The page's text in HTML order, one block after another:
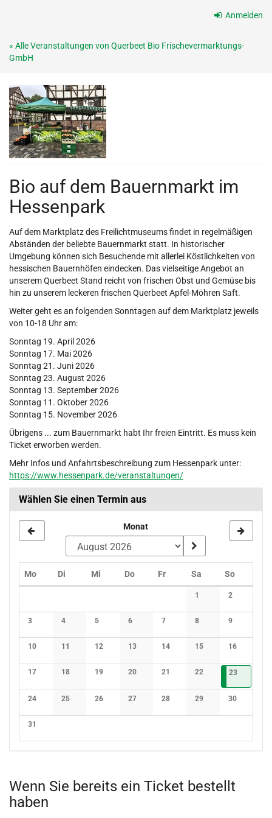
springen
Anmelden
« Alle Veranstaltungen von Querbeet Bio Frischevermarktungs-
GmbH
Bio auf dem Bauernmarkt im
Hessenpark
Auf dem Marktplatz des Freilichtmuseums findet in regelmäßigen
Abständen der beliebte Bauernmarkt statt. In historischer
Umgebung können sich Besuchende mit allerlei Köstlichkeiten von
hessischen Bauernhöfen eindecken. Das vielseitige Angebot an
unserem Querbeet Stand reicht von frischen Obst und Gemüse bis
hin zu unserem leckeren frischen Querbeet Apfel-Möhren Saft.
Weiter geht es an folgenden Sonntagen auf dem Marktplatz jeweils
von 10-18 Uhr am:
Sonntag 19. April 2026
Sonntag 17. Mai 2026
Sonntag 21. Juni 2026
Sonntag 23. August 2026
Sonntag 13. September 2026
Sonntag 11. Oktober 2026
Sonntag 15. November 2026
Übrigens ... zum Bauernmarkt habt Ihr freien Eintritt. Es muss kein
Ticket erworben werden.
Mehr Infos und Anfahrtsbeschreibung zum Hessenpark unter:
https://www.hessenpark.de/veranstaltungen/
Wählen Sie einen Termin aus
Monat
MoMontag
Di Dienstag
Mi Mittwoch
DoDonnerstag
FrFreitagSa Samstag
SoSonntag
1
Keine Veranstaltungen
2
Keine
3
Keine Veranstaltungen
4
Keine Veranstaltungen
5
Keine Veranstaltungen
6
Keine Veranstaltungen
7
Keine Veranstaltungen
8
Keine Veranstaltungen
9
Keine
10
Keine Veranstaltungen
11
Keine Veranstaltungen
12
Keine Veranstaltungen
13
Keine Veranstaltungen
14
Keine Veranstaltungen
15
Keine Veranstaltungen
16
Keine
17
Keine Veranstaltungen
18
Keine Veranstaltungen
19
Keine Veranstaltungen
20
Keine Veranstaltungen
21
Keine Veranstaltungen
22
Keine Veranstaltungen
231
24
Keine Veranstaltungen
25
Keine Veranstaltungen
26
Keine Veranstaltungen
27
Keine Veranstaltungen
28
Keine Veranstaltungen
29
Keine Veranstaltungen
30
Keine
31
Keine Veranstaltungen
Wenn Sie bereits ein Ticket bestellt
haben